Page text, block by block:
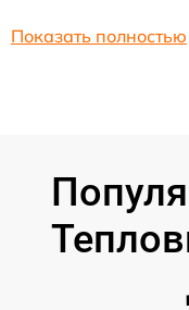
Показать полностью